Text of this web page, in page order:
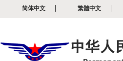
简体中文 繁體中文